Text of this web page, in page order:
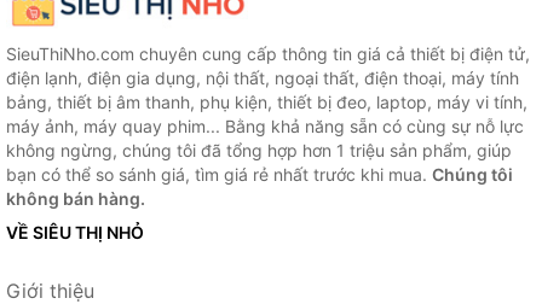
SieuThiNho.com chuyên cung cấp thông tin giá cả thiết bị điện tử,
điện lạnh, điện gia dụng, nội thất, ngoại thất, điện thoại, máy tính
bảng, thiết bị âm thanh, phụ kiện, thiết bị đeo, laptop, máy vi tính,
máy ảnh, máy quay phim... Bằng khả năng sẵn có cùng sự nỗ lực
không ngừng, chúng tôi đã tổng hợp hơn 1 triệu sản phẩm, giúp
bạn có thể so sánh giá, tìm giá rẻ nhất trước khi mua. Chúng tôi
không bán hàng.
VỀ SIÊU THỊ NHỎ
Giới thiệu